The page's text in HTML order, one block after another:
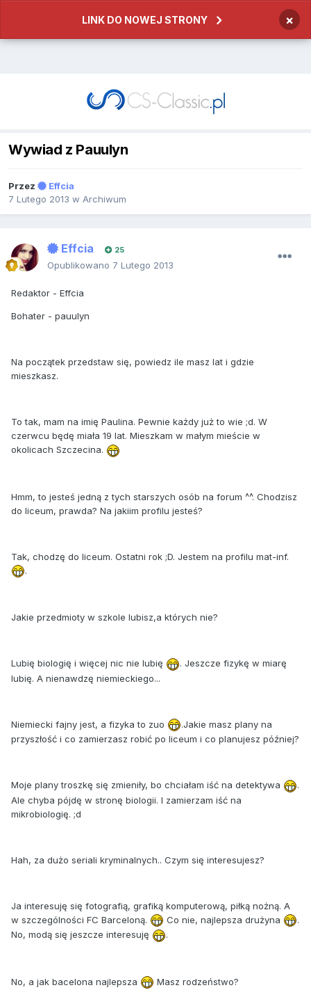
LINK DO NOWEJ STRONY ×
Wywiad z Pauulyn
Przez
Effcia
7 Lutego 2013 w Archiwum
Effcia 25
Opublikowano 7 Lutego 2013
Redaktor - Effcia
Bohater - pauulyn
Na początek przedstaw się, powiedz ile masz lat i gdzie
mieszkasz.
To tak, mam na imię Paulina. Pewnie każdy już to wie ;d. W
czerwcu będę miała 19 lat. Mieszkam w małym mieście w
okolicach Szczecina.
Hmm, to jesteś jedną z tych starszych osób na forum ^^. Chodzisz
do liceum, prawda? Na jakiim profilu jesteś?
Tak, chodzę do liceum. Ostatni rok ;D. Jestem na profilu mat-inf.
.
Jakie przedmioty w szkole lubisz,a których nie?
Lubię biologię i więcej nic nie lubię
. Jeszcze fizykę w miarę
lubię. A nienawdzę niemieckiego...
Niemiecki fajny jest, a fizyka to zuo
.Jakie masz plany na
przyszłość i co zamierzasz robić po liceum i co planujesz później?
Moje plany troszkę się zmieniły, bo chciałam iść na detektywa
.
Ale chyba pójdę w stronę biologii. I zamierzam iść na
mikrobiologię. ;d
Hah, za dużo seriali kryminalnych.. Czym się interesujesz?
Ja interesuję się fotografią, grafiką komputerową, piłką nożną. A
w szczególności FC Barceloną.
Co nie, najlepsza drużyna
.
No, modą się jeszcze interesuję
.
No, a jak bacelona najlepsza Masz rodzeństwo?